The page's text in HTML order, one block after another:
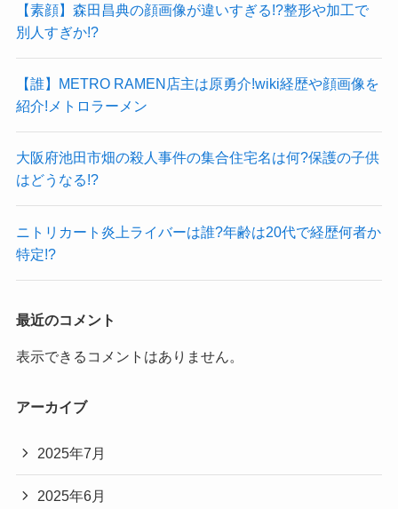
【素顔】森田昌典の顔画像が違いすぎる!?整形や加工で
別人すぎか!?
【誰】METRO RAMEN店主は原勇介!wiki経歴や顔画像を
紹介!メトロラーメン
大阪府池田市畑の殺人事件の集合住宅名は何?保護の子供
はどうなる!?
ニトリカート炎上ライバーは誰?年齢は20代で経歴何者か
特定!?
最近のコメント
表示できるコメントはありません。
アーカイブ
2025年7月
2025年6月